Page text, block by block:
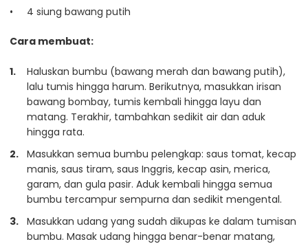
4 siung bawang putih
Cara membuat:
Haluskan bumbu (bawang merah dan bawang putih),
lalu tumis hingga harum. Berikutnya, masukkan irisan
bawang bombay, tumis kembali hingga layu dan
matang. Terakhir, tambahkan sedikit air dan aduk
hingga rata.
Masukkan semua bumbu pelengkap: saus tomat, kecap
manis, saus tiram, saus Inggris, kecap asin, merica,
garam, dan gula pasir. Aduk kembali hingga semua
bumbu tercampur sempurna dan sedikit mengental.
Masukkan udang yang sudah dikupas ke dalam tumisan
bumbu. Masak udang hingga benar-benar matang,